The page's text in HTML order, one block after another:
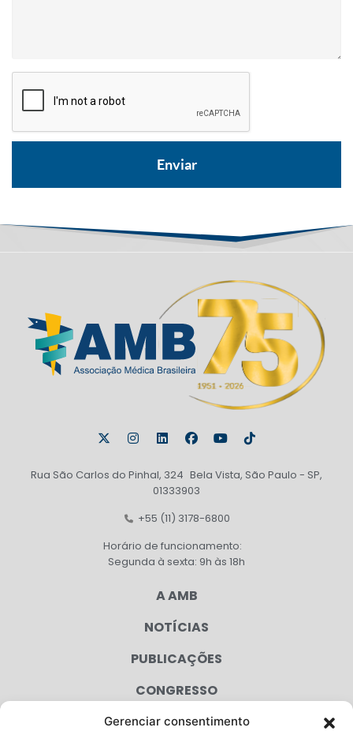
Gerenciar consentimento
Rua São Carlos do Pinhal, 324 Bela Vista, São Paulo - SP,
01333903
+55 (11) 3178-6800
Horário de funcionamento:
Segunda à sexta: 9h às 18h
A AMB
NOTÍCIAS
PUBLICAÇÕES
CONGRESSO
AGENDA